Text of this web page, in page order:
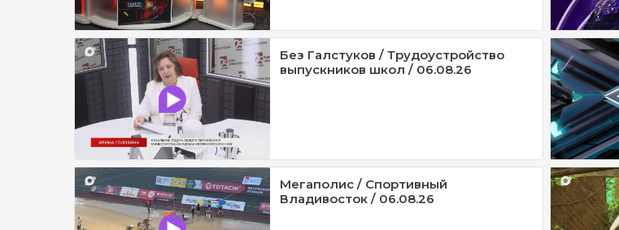
Без Галстуков / Трудоустройство
выпускников школ / 06.08.26
Мегаполис / Спортивный
Владивосток / 06.08.26